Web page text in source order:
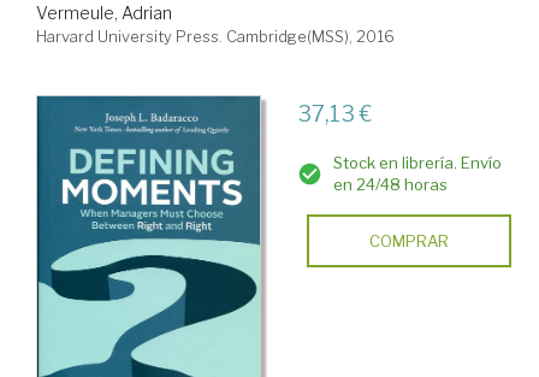
Vermeule, Adrian
Harvard University Press. Cambridge(MSS), 2016
37,13 €
Stock en librería. Envío
en 24/48 horas
COMPRAR